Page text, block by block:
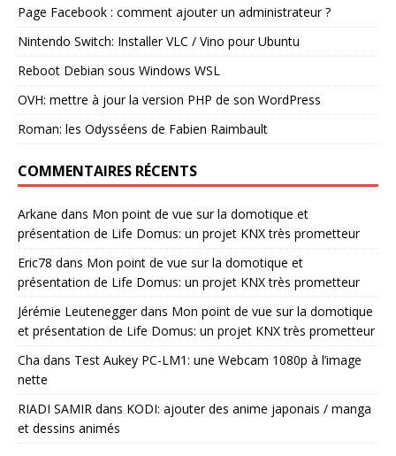
Page Facebook : comment ajouter un administrateur ?
Nintendo Switch: Installer VLC / Vino pour Ubuntu
Reboot Debian sous Windows WSL
OVH: mettre à jour la version PHP de son WordPress
Roman: les Odysséens de Fabien Raimbault
COMMENTAIRES RÉCENTS
Arkane dans Mon point de vue sur la domotique et
présentation de Life Domus: un projet KNX très prometteur
Eric78 dans Mon point de vue sur la domotique et
présentation de Life Domus: un projet KNX très prometteur
Jérémie Leuteneggerdans Mon point de vue sur la domotique
et présentation de Life Domus: un projet KNX très prometteur
Cha dans Test Aukey PC-LM1: une Webcam 1080p à l’image
nette
RIADI SAMIR dans KODI: ajouter des anime japonais / manga
et dessins animés